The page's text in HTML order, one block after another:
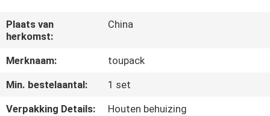
RONDLEIDING
DOOR
DE
FABRIEK
Plaats van
herkomst:
China
Merknaam:
toupack
Min. bestelaantal:
1 set
Verpakking Details:
Houten behuizing